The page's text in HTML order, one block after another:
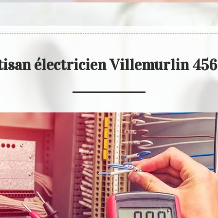
électricien Villemurlin